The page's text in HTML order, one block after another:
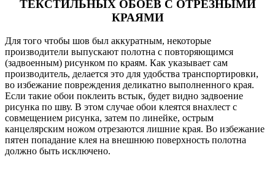
ТЕКСТИЛЬНЫХ ОБОЕВ С ОТРЕЗНЫМИ
КРАЯМИ
Для того чтобы шов был аккуратным, некоторые
производители выпускают полотна с повторяющимся
(задвоенным) рисунком по краям. Как указывает сам
производитель, делается это для удобства транспортировки,
во избежание повреждения деликатно выполненного края.
Если такие обои поклеить встык, будет видно задвоение
рисунка по шву. В этом случае обои клеятся внахлест с
совмещением рисунка, затем по линейке, острым
канцелярским ножом отрезаются лишние края. Во избежание
пятен попадание клея на внешнюю поверхность полотна
должно быть исключено.